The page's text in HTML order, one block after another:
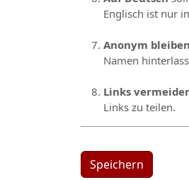
Englisch ist nur
Anonym
Namen
Links
Links zu teilen.
Speichern